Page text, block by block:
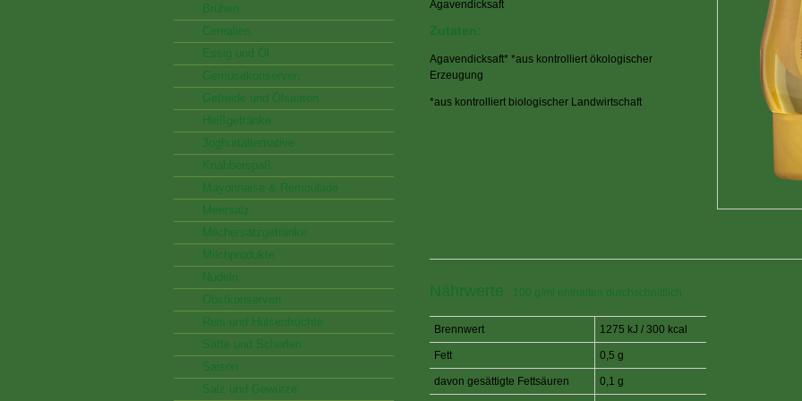
Brühen
Cerealien
Essig und Öl
Gemüsekonserven
Getreide und Ölsaaten
Heißgetränke
Joghurtalternative
Knabberspaß
Mayonnaise & Remoulade
Meersalz
Milchersatzgetränke
Milchprodukte
Nudeln
Obstkonserven
Reis und Hülsenfrüchte
Säfte und Schorlen
Saison
Salz und Gewürze
Agavendicksaft
Zutaten:
Agavendicksaft* *aus kontrolliert ökologischer
Erzeugung
*aus kontrolliert biologischer Landwirtschaft
Nährwerte 100 g/ml enthalten durchschnittlich
Brennwert 1275 kJ / 300 kcal
Fett 0,5 g
davon gesättigte Fettsäuren 0,1 g